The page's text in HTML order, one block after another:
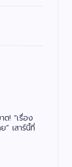
! “เรื่อง
” เสาร์นี้ที่